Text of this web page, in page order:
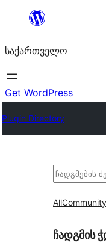
შიგთავსზე
საქართველო
Get WordPress
Plugin Directory
ძებნა
AllCommunity
ჩადგმის